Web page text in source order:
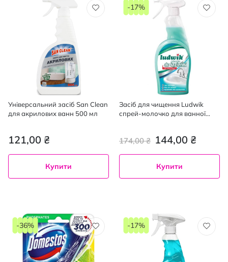
Універсальний засіб San Clean
для акрилових ванн 500 мл
121,00 ₴
Купити
Засіб для чищення Ludwik
спрей-молочко для ванної
144,00 ₴
174,00 ₴
-17%
Купити
-36% -17%